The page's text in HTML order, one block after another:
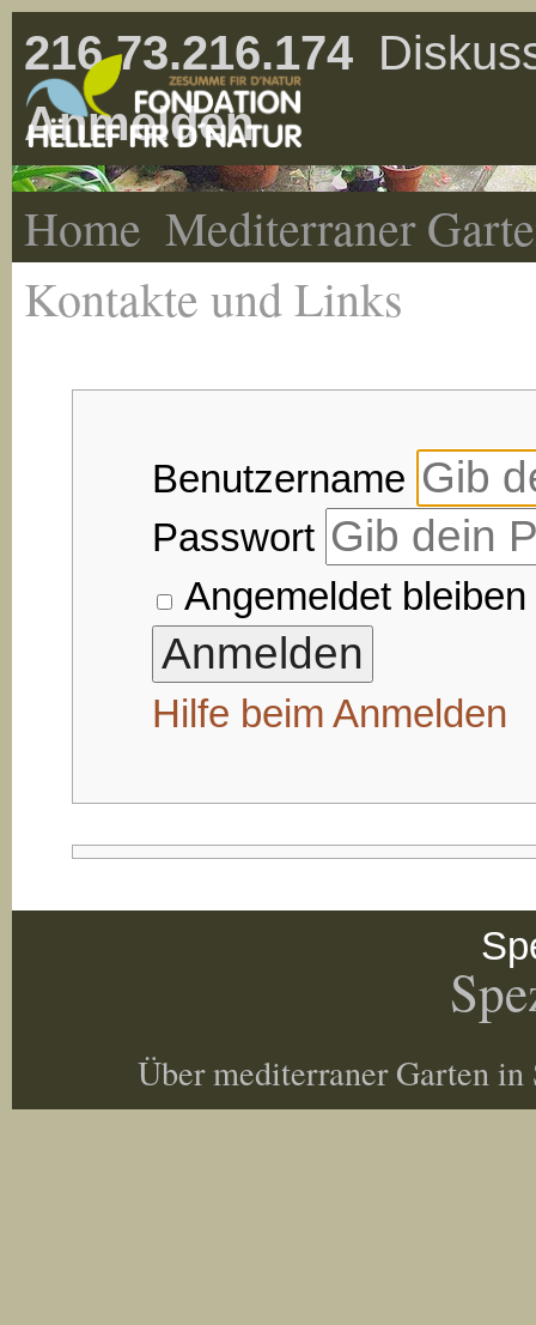
216.73.216.174
Anmelden
Home Mediterraner
Kontakte und Links
Benutzername
Passwort
Angemeldet bleiben
Hilfe beim Anmelden
Über mediterraner Garten in